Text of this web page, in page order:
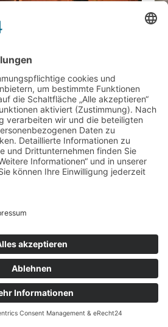
Datenschutz
Geschäftspartner
Anfahrt